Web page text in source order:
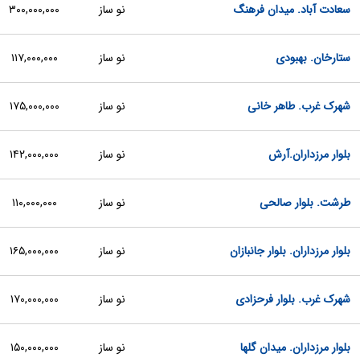
سعادت آباد. میدان فرهنگ نو ساز ۳۰۰,۰۰۰,۰۰۰
ستارخان. بهبودی نو ساز ۱۱۷,۰۰۰,۰۰۰
شهرک غرب. طاهر خانی نو ساز ۱۷۵,۰۰۰,۰۰۰
بلوار مرزداران.آرش نو ساز ۱۴۲,۰۰۰,۰۰۰
طرشت. بلوار صالحی نو ساز ۱۱۰,۰۰۰,۰۰۰
بلوار مرزداران. بلوار جانبازان نو ساز ۱۶۵,۰۰۰,۰۰۰
شهرک غرب. بلوار فرحزادی نو ساز ۱۷۰,۰۰۰,۰۰۰
بلوار مرزداران. میدان گلها نو ساز ۱۵۰,۰۰۰,۰۰۰